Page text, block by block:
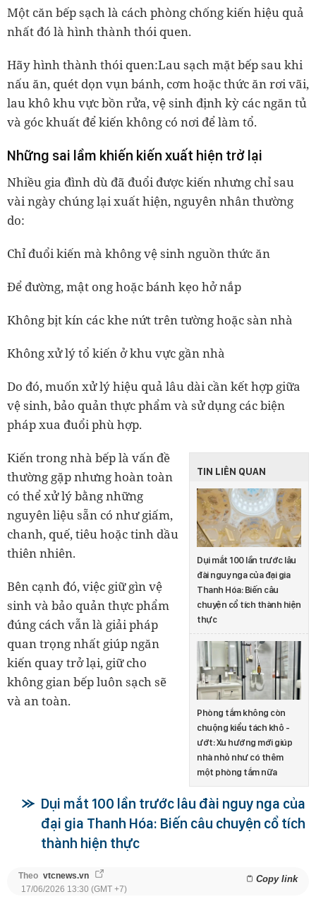
Một căn bếp sạch là cách phòng chống kiến hiệu quả
nhất đó là hình thành thói quen.
Hãy hình thành thói quen:Lau sạch mặt bếp sau khi
nấu ăn, quét dọn vụn bánh, cơm hoặc thức ăn rơi vãi,
lau khô khu vực bồn rửa, vệ sinh định kỳ các ngăn tủ
và góc khuất để kiến không có nơi để làm tổ.
Những sai lầm khiến kiến xuất hiện trở lại
Nhiều gia đình dù đã đuổi được kiến nhưng chỉ sau
vài ngày chúng lại xuất hiện, nguyên nhân thường
do:
Chỉ đuổi kiến mà không vệ sinh nguồn thức ăn
Để đường, mật ong hoặc bánh kẹo hở nắp
Không bịt kín các khe nứt trên tường hoặc sàn nhà
Không xử lý tổ kiến ở khu vực gần nhà
Do đó, muốn xử lý hiệu quả lâu dài cần kết hợp giữa
vệ sinh, bảo quản thực phẩm và sử dụng các biện
pháp xua đuổi phù hợp.
TIN LIÊN QUAN
Dụi mắt 100 lần trước lâu
đài nguy nga của đại gia
Thanh Hóa: Biến câu
chuyện cổ tích thành hiện
thực
Phòng tắm không còn
chuộng kiểu tách khô -
ướt: Xu hướng mới giúp
nhà nhỏ như có thêm
một phòng tắm nữa
Kiến trong nhà bếp là vấn đề
thường gặp nhưng hoàn toàn
có thể xử lý bằng những
nguyên liệu sẵn có như giấm,
chanh, quế, tiêu hoặc tinh dầu
thiên nhiên.
Bên cạnh đó, việc giữ gìn vệ
sinh và bảo quản thực phẩm
đúng cách vẫn là giải pháp
quan trọng nhất giúp ngăn
kiến quay trở lại, giữ cho
không gian bếp luôn sạch sẽ
và an toàn.
Dụi mắt 100 lần trước lâu đài nguy nga của
đại gia Thanh Hóa: Biến câu chuyện cổ tích
thành hiện thực
Theo vtcnews.vn Copy link
17/06/2026 13:30 (GMT +7)